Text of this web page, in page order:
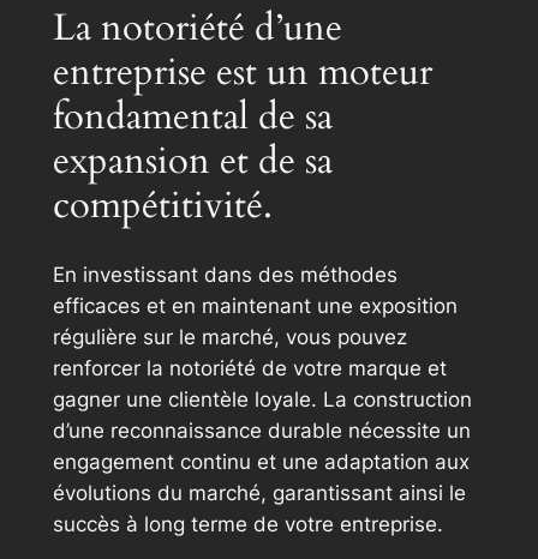
La notoriété d’une
entreprise est un moteur
fondamental de sa
expansion et de sa
compétitivité.
En investissant dans des méthodes
efficaces et en maintenant une exposition
régulière sur le marché, vous pouvez
renforcer la notoriété de votre marque et
gagner une clientèle loyale. La construction
d’une reconnaissance durable nécessite un
engagement continu et une adaptation aux
évolutions du marché, garantissant ainsi le
succès à long terme de votre entreprise.